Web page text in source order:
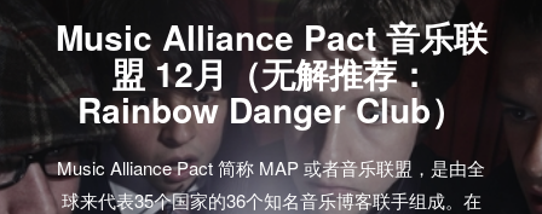
rock band with a sound…
Music Alliance Pact 音乐联
盟 12月（无解推荐：
Rainbow Danger Club）
Music Alliance Pact 简称 MAP 或者音乐联盟，是由全
球来代表35个国家的36个知名音乐博客联手组成。在